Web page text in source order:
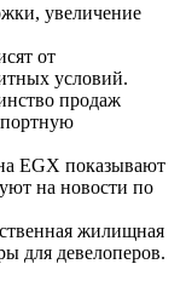
увеличение
от
условий.
продаж
EGX показывают
на новости по
жилищная
для девелоперов.